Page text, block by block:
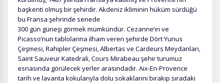
başkenti olmuş bir şehirdir. Akdeniz ikliminin hüküm sürdüğü
bu Fransa şehrinde senede
300 gün güneşi görmek mümkündür. Cezanne’ın ve
Picasso’nun tablolarına ilham veren şehirde Dört Yunus
Çeşmesi, Rahipler Çeşmesi, Albertas ve Cardeurs Meydanları,
Saint Sauveur Katedrali, Cours Mirabeau şehir turumuz
esnasında görülecek yerler arasındadır. Aix-En-Provence
tarih ve lavanta kokularıyla dolu sokaklarını bırakıp sıradaki